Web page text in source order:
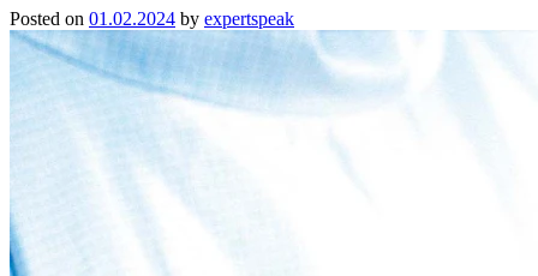
Posted on 01.02.2024 by expertspeak